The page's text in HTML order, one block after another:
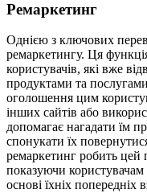
Ремаркетинг
Однією з ключових
ремаркетингу. Ця
користувачів, які вже
продуктами та
оголошення цим
інших сайтів або
допомагає нагадати їм
спонукати їх
ремаркетинг робить
показуючи користувачам
основі їхніх попередніх